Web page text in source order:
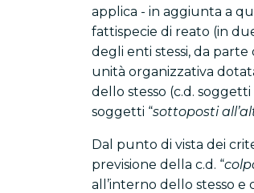
applica - in aggiunta a
fattispecie di reato (in
degli enti stessi, da
unità organizzativa
dello stesso (c.d. soggetti
soggetti “sottoposti
Dal punto di vista dei
previsione della c.d. “
all’interno dello stesso